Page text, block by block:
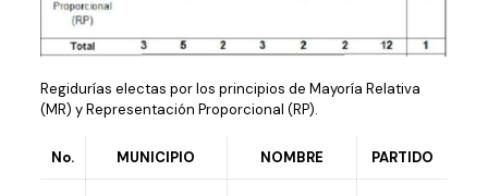
Regidurías electas por los principios de Mayoría Relativa
(MR) y Representación Proporcional (RP).
No. MUNICIPIO NOMBRE PARTIDO